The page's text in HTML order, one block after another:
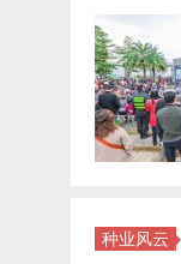
种业风云